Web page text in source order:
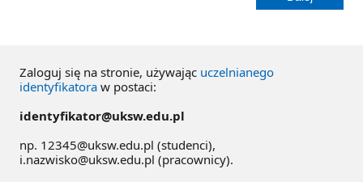
Zaloguj się na stronie, używając uczelnianego
identyfikatora w postaci:
identyfikator@uksw.edu.pl
np. 12345@uksw.edu.pl (studenci),
i.nazwisko@uksw.edu.pl (pracownicy).